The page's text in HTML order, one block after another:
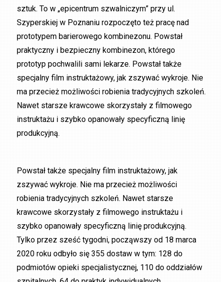
sztuk. To w „epicentrum szwalniczym” przy ul.
Szyperskiej w Poznaniu rozpoczęto też pracę nad
prototypem barierowego kombinezonu. Powstał
praktyczny i bezpieczny kombinezon, którego
prototyp pochwalili sami lekarze. Powstał także
specjalny film instruktażowy, jak zszywać wykroje. Nie
ma przecież możliwości robienia tradycyjnych szkoleń.
Nawet starsze krawcowe skorzystały z filmowego
instruktażu i szybko opanowały specyficzną linię
produkcyjną.
Powstał także specjalny film instruktażowy, jak
zszywać wykroje. Nie ma przecież możliwości
robienia tradycyjnych szkoleń. Nawet starsze
krawcowe skorzystały z filmowego instruktażu i
szybko opanowały specyficzną linię produkcyjną.
Tylko przez sześć tygodni, począwszy od 18 marca
2020 roku odbyło się 355 dostaw w tym: 128 do
podmiotów opieki specjalistycznej, 110 do oddziałów